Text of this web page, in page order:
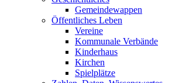
Gemeindewappen
Öffentliches Leben
Vereine
Kommunale Verbände
Kinderhaus
Kirchen
Spielplätze